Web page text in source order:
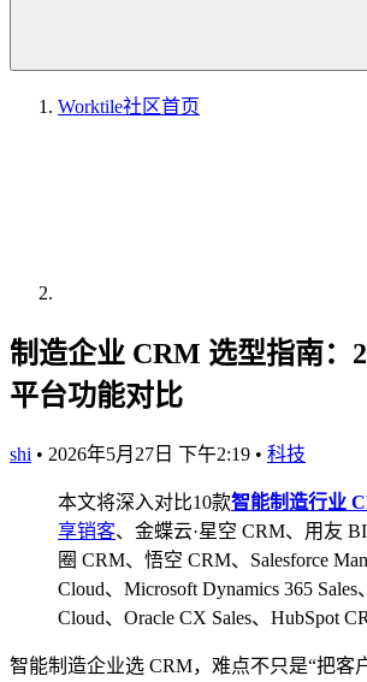
Worktile社区首页
制造企业 CRM 选型指南：
平台功能对比
shi • 2026年5月27日 下午2:19 • 科技
本文将深入对比10款智能制造行业
享销客、金蝶云·星空 CRM、用友
圈 CRM、悟空 CRM、Salesforce
Cloud、Microsoft Dynamics 365 Sales
Cloud、Oracle CX Sales、HubSpot
智能制造企业选 CRM，难点不只是“把客